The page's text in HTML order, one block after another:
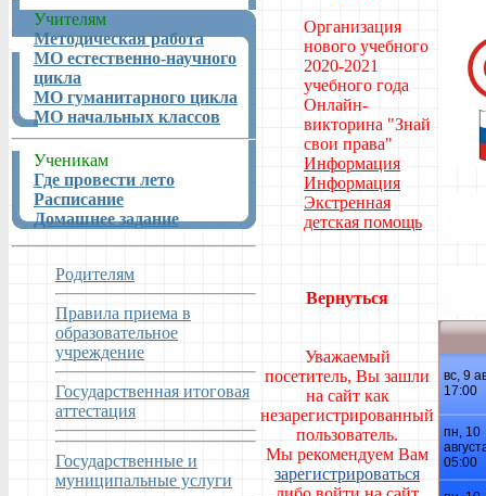
Учителям
Методическая работа
МО естественно-научного
цикла
МО гуманитарного цикла
МО начальных классов
Ученикам
Где провести лето
Расписание
Домашнее задание
Родителям
Правила приема в
образовательное
учреждение
Государственная итоговая
аттестация
Государственные и
муниципальные услуги
Организация
нового учебного
2020-2021
учебного года
Онлайн-
викторина "Знай
свои права"
Информация
Информация
Экстренная
детская помощь
Вернуться
Уважаемый
посетитель, Вы зашли
на сайт как
незарегистрированный
пользователь.
Мы рекомендуем Вам
зарегистрироваться